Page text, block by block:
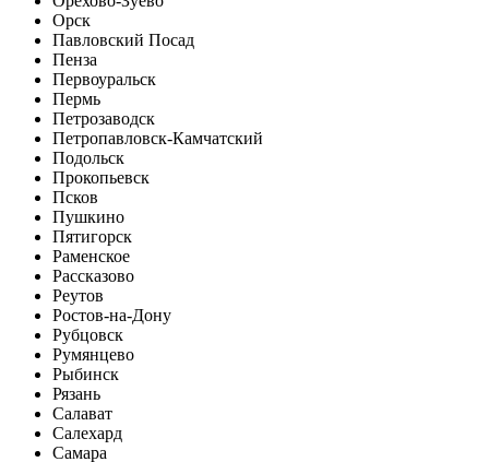
Орск
Павловский Посад
Пенза
Первоуральск
Пермь
Петрозаводск
Петропавловск-Камчатский
Подольск
Прокопьевск
Псков
Пушкино
Пятигорск
Раменское
Рассказово
Реутов
Ростов-на-Дону
Рубцовск
Румянцево
Рыбинск
Рязань
Салават
Салехард
Самара